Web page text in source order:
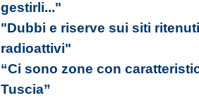
gestirli..."
"Dubbi e riserve sui siti
radioattivi"
“Ci sono zone con
Tuscia”